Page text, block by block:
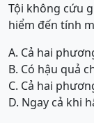
Tội không cứu
hiểm đến tính
A. Cả hai
B. Có hậu quả
C. Cả hai
D. Ngay cả khi